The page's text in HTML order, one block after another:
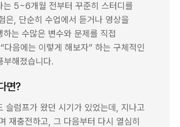
는 5~6개월 전부터 꾸준히 스터디를
은, 단순히 수업에서 듣거나 영상을
는 수많은 변수와 문제를 직접
음에는 이렇게 해보자” 하는 구체적인
부해졌습니다.
면?
슬럼프가 왔던 시기가 있었는데, 지나고
재충전하고, 그 다음부터 다시 열심히